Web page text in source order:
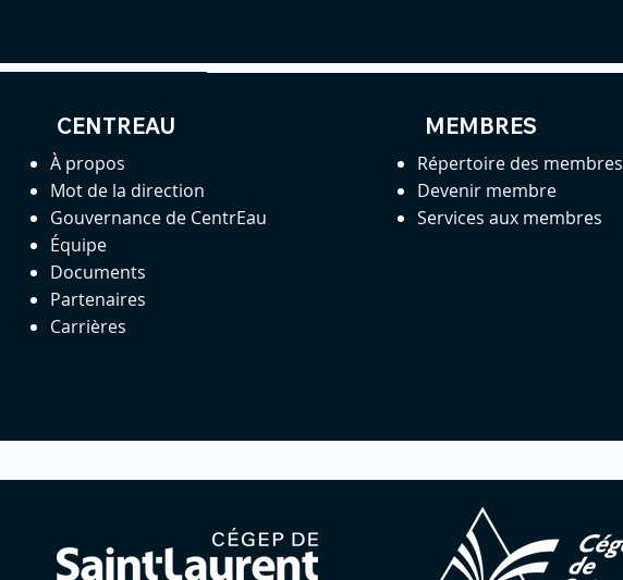
CENTREAU
À propos
Mot de la direction
Gouvernance de CentrEau
Équipe
Documents
Partenaires
Carrières
MEMBRES
Répertoire des membres
Devenir membre
Services aux membres